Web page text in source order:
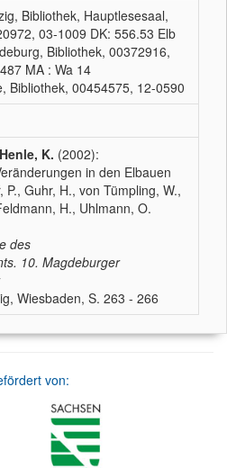
Bibliothek, Hauptlesesaal,
03-1009 DK: 556.53 Elb
Bibliothek, 00372916,
MA : Wa 14
Bibliothek, 00454575, 12-0590
Henle, K. (2002):
in den Elbauen
P., Guhr, H., von Tümpling, W.,
H., Uhlmann, O.
des
10. Magdeburger
Wiesbaden, S. 263 - 266
von: